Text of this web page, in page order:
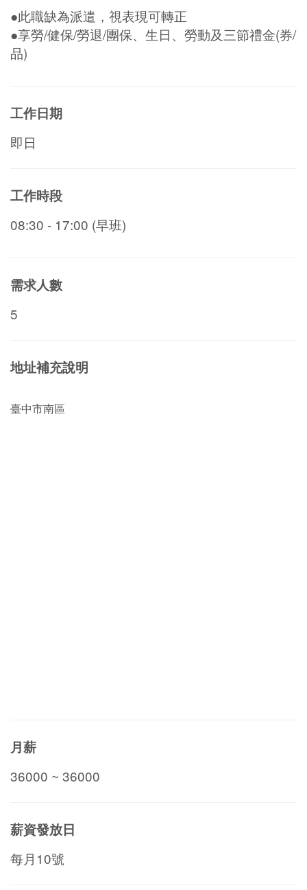
●此職缺為派遣，視表現可轉正
●享勞/健保/勞退/團保、生日、勞動及三節禮金(券/
品)
工作日期
即日
工作時段
08:30 - 17:00 (早班)
需求人數
5
地址補充說明
臺中市南區
月薪
36000 ~ 36000
薪資發放日
每月10號